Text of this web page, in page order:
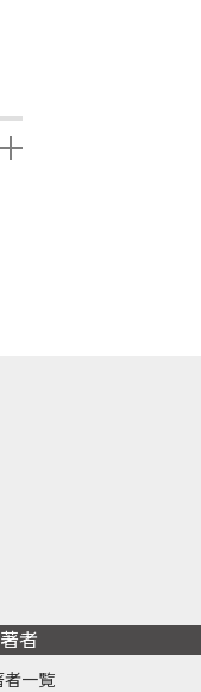
著者
者一覧